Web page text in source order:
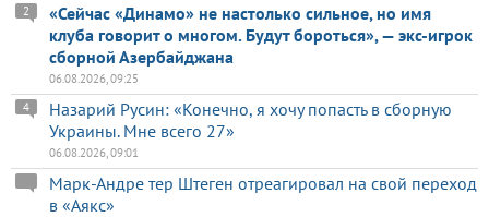
«Сейчас «Динамо» не настолько сильное, но имя
клуба говорит о многом. Будут бороться», — экс-игрок
сборной Азербайджана
2
06.08.2026, 09:25
Назарий Русин: «Конечно, я хочу попасть в сборную
Украины. Мне всего 27»
4
06.08.2026, 09:01
Марк-Андре тер Штеген отреагировал на свой переход
в «Аякс»